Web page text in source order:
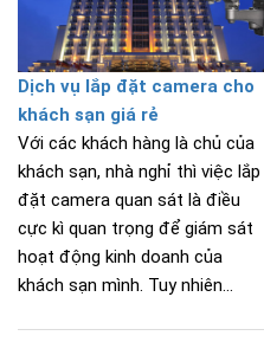
Dịch vụ lắp đặt camera cho
khách sạn giá rẻ
Với các khách hàng là chủ của
khách sạn, nhà nghỉ thì việc lắp
đặt camera quan sát là điều
cực kì quan trọng để giám sát
hoạt động kinh doanh của
khách sạn mình. Tuy nhiên...